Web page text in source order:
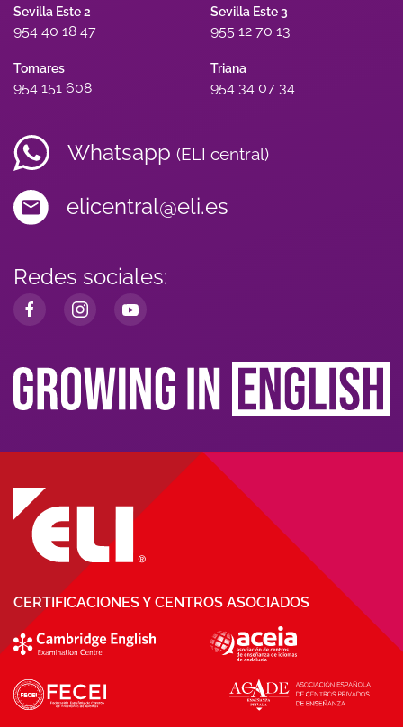
Sevilla Este 2
954 40 18 47
Sevilla Este 3
955 12 70 13
Tomares
954 151 608
Triana
954 34 07 34
Whatsapp (ELI central)
elicentral@eli.es
Redes sociales:
CERTIFICACIONES Y CENTROS ASOCIADOS